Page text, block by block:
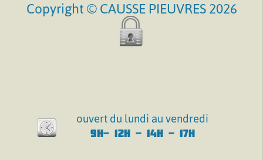
Copyright © CAUSSE PIEUVRES 2026
ouvert du lundi au vendredi
9H- 12H - 14H - 17H